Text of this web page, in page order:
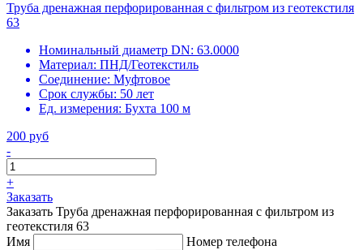
Труба дренажная перфорированная с фильтром из геотекстиля
63
Номинальный диаметр DN: 63.0000
Материал: ПНД/Геотекстиль
Соединение: Муфтовое
Срок службы: 50 лет
Ед. измерения: Бухта 100 м
200 руб
-
+
Заказать
Заказать Труба дренажная перфорированная с фильтром из
геотекстиля 63
Имя
Номер телефона